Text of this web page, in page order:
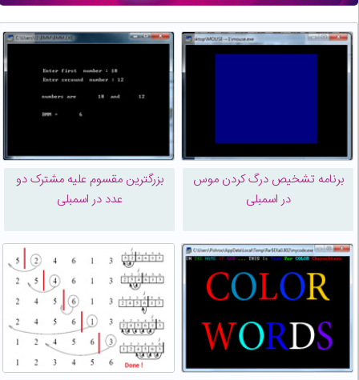
برنامه تشخیص درگ کردن موس
در اسمبلی
بزرگترین مقسوم علیه مشترک دو
عدد در اسمبلی